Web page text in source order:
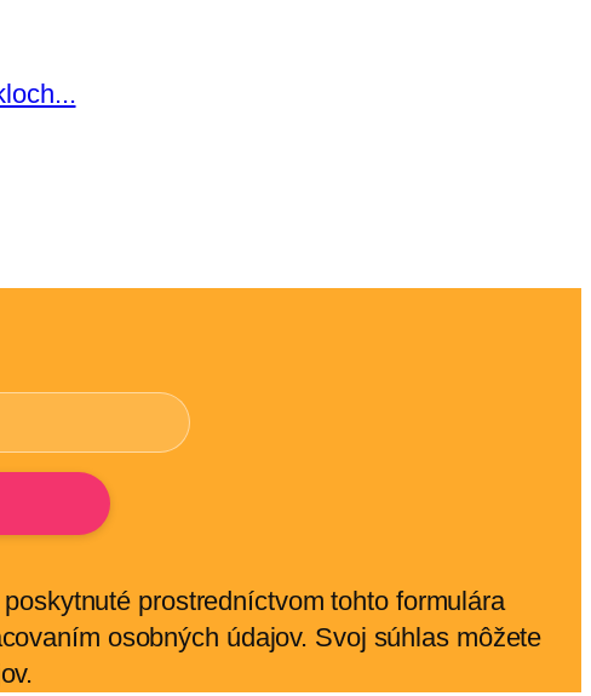
prostredníctvom tohto formulára
osobných údajov. Svoj súhlas môžete